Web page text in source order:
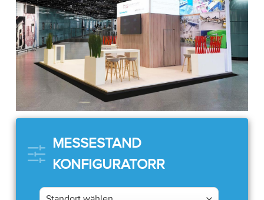
MESSESTAND
KONFIGURATORR